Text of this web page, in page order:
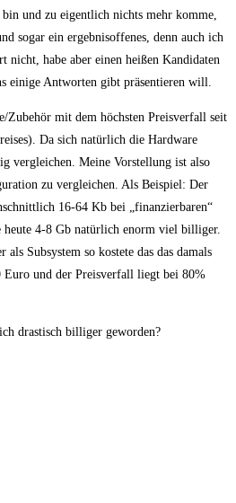
und zu eigentlich nichts mehr komme,
sogar ein ergebnisoffenes, denn auch ich
nicht, habe aber einen heißen Kandidaten
einige Antworten gibt präsentieren will.
Zubehör mit dem höchsten Preisverfall seit
Da sich natürlich die Hardware
vergleichen. Meine Vorstellung ist also
zu vergleichen. Als Beispiel: Der
16-64 Kb bei „finanzierbaren“
4-8 Gb natürlich enorm viel billiger.
als Subsystem so kostete das das damals
Euro und der Preisverfall liegt bei 80%
drastisch billiger geworden?